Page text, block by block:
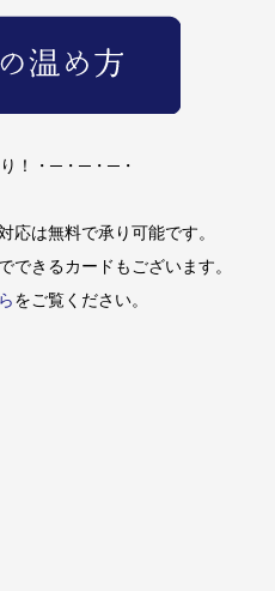
！・─・─・─・
応は無料で承り可能です。
きるカードもございます。
をご覧ください。